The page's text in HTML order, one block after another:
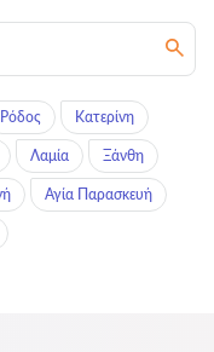
Ρόδος Κατερίνη
Λαμία Ξάνθη
Αγία Παρασκευή